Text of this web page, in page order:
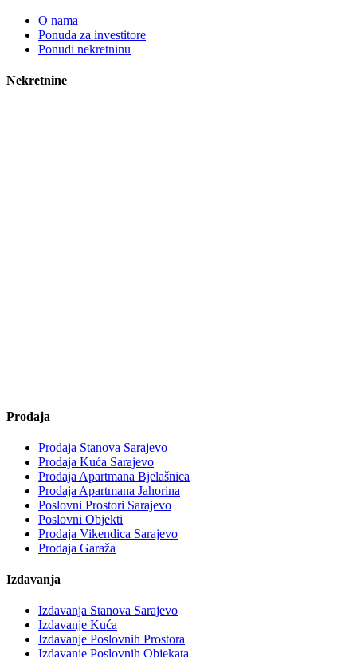
O nama
Ponuda za investitore
Ponudi nekretninu
Nekretnine
Prodaja
Prodaja Stanova Sarajevo
Prodaja Kuća Sarajevo
Prodaja Apartmana Bjelašnica
Prodaja Apartmana Jahorina
Poslovni Prostori Sarajevo
Poslovni Objekti
Prodaja Vikendica Sarajevo
Prodaja Garaža
Izdavanja
Izdavanja Stanova Sarajevo
Izdavanje Kuća
Izdavanje Poslovnih Prostora
Izdavanje Poslovnih Objekata